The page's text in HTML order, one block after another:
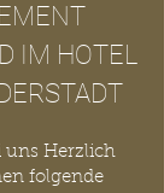
IM HOTEL
uns Herzlich
folgende